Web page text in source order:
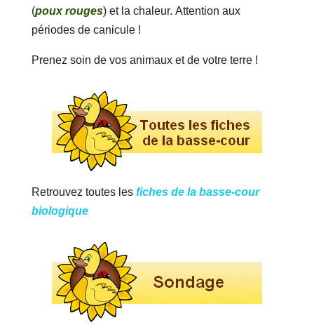
(poux rouges) et la chaleur. Attention aux
périodes de canicule !
Prenez soin de vos animaux et de votre terre !
Retrouvez toutes les fiches de la basse-cour
biologique